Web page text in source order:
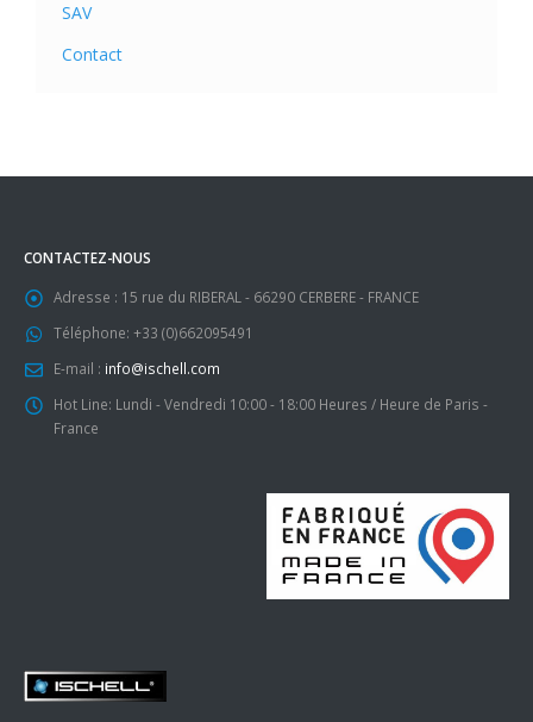
SAV
Contact
CONTACTEZ-NOUS
Adresse : 15 rue du RIBERAL - 66290 CERBERE - FRANCE
Téléphone: +33 (0)662095491
E-mail : info@ischell.com
Hot Line: Lundi - Vendredi 10:00 - 18:00 Heures / Heure de Paris -
France